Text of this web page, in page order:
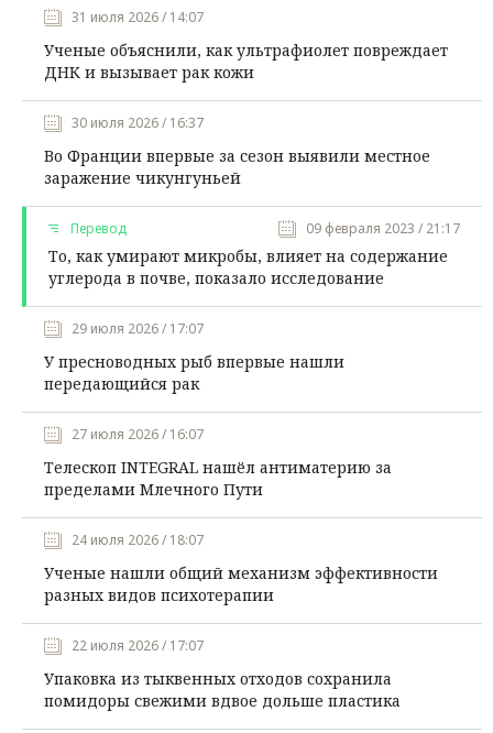
31 июля 2026 / 14:07
Ученые объяснили, как ультрафиолет повреждает
ДНК и вызывает рак кожи
30 июля 2026 / 16:37
Во Франции впервые за сезон выявили местное
заражение чикунгуньей
Перевод 09 февраля 2023 / 21:17
То, как умирают микробы, влияет на содержание
углерода в почве, показало исследование
29 июля 2026 / 17:07
У пресноводных рыб впервые нашли
передающийся рак
27 июля 2026 / 16:07
Телескоп INTEGRAL нашёл антиматерию за
пределами Млечного Пути
24 июля 2026 / 18:07
Ученые нашли общий механизм эффективности
разных видов психотерапии
22 июля 2026 / 17:07
Упаковка из тыквенных отходов сохранила
помидоры свежими вдвое дольше пластика